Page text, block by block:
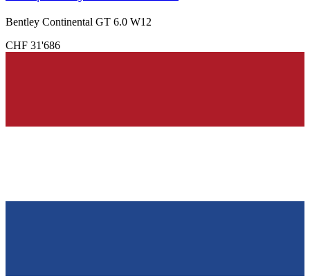
Bentley Continental GT 6.0 W12
CHF 31'686